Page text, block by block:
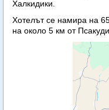
Халкидики.
Хотелът се намира на
на около 5 км от